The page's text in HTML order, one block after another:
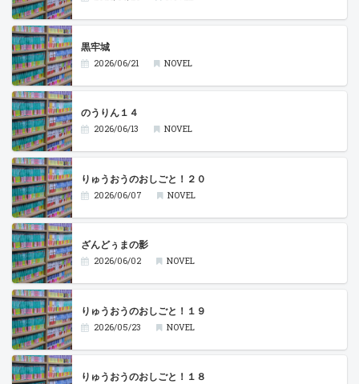
黒牢城
2026/06/21 NOVEL
のうりん１４
2026/06/13 NOVEL
りゅうおうのおしごと！２０
2026/06/07 NOVEL
ざんどぅまの影
2026/06/02 NOVEL
りゅうおうのおしごと！１９
2026/05/23 NOVEL
りゅうおうのおしごと！１８